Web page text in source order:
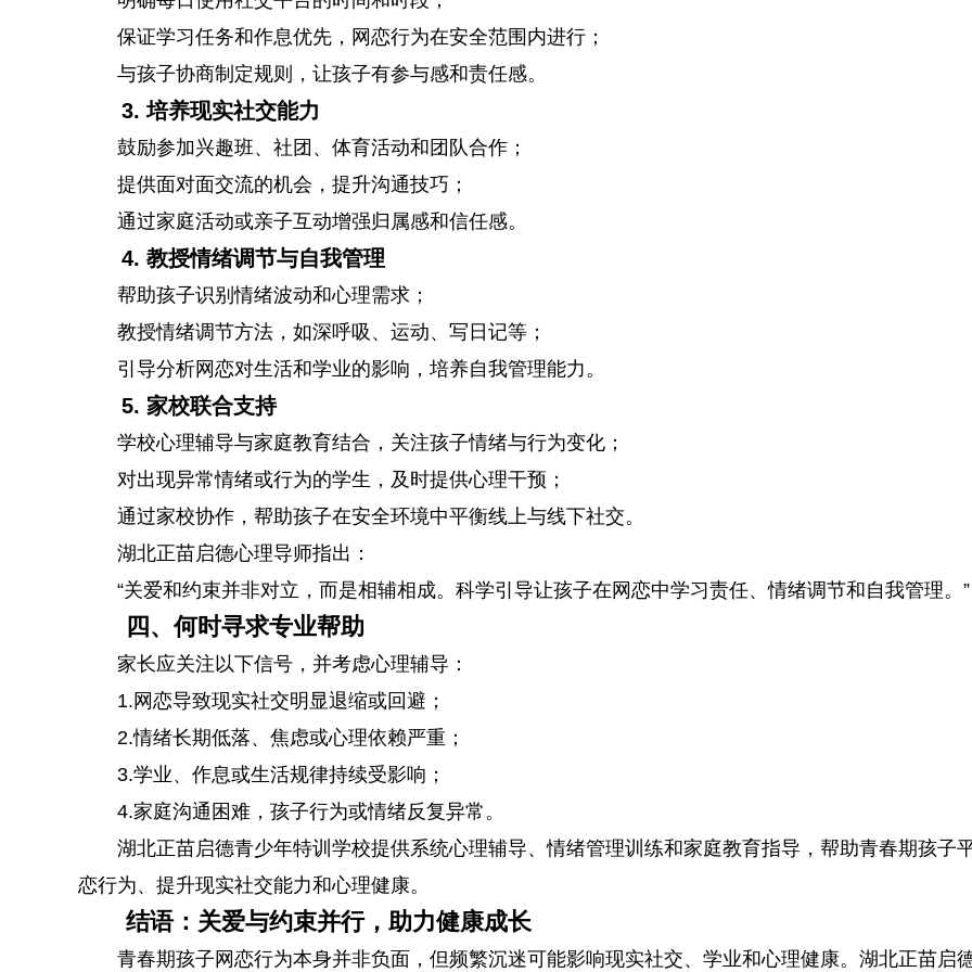
保证学习任务和作息优先，网恋行为在安全范围内进行；
与孩子协商制定规则，让孩子有参与感和责任感。
3. 培养现实社交能力
鼓励参加兴趣班、社团、体育活动和团队合作；
提供面对面交流的机会，提升沟通技巧；
通过家庭活动或亲子互动增强归属感和信任感。
4. 教授情绪调节与自我管理
帮助孩子识别情绪波动和心理需求；
教授情绪调节方法，如深呼吸、运动、写日记等；
引导分析网恋对生活和学业的影响，培养自我管理能力。
5. 家校联合支持
学校心理辅导与家庭教育结合，关注孩子情绪与行为变化；
对出现异常情绪或行为的学生，及时提供心理干预；
通过家校协作，帮助孩子在安全环境中平衡线上与线下社交。
湖北正苗启德心理导师指出：
“关爱和约束并非对立，而是相辅相成。科学引导让孩子在网恋中学习责任、情绪调节和自我管理。”
四、何时寻求专业帮助
家长应关注以下信号，并考虑心理辅导：
1.网恋导致现实社交明显退缩或回避；
2.情绪长期低落、焦虑或心理依赖严重；
3.学业、作息或生活规律持续受影响；
4.家庭沟通困难，孩子行为或情绪反复异常。
湖北正苗启德青少年特训学校提供系统心理辅导、情绪管理训练和家庭教育指导，帮助青春期孩子
恋行为、提升现实社交能力和心理健康。
结语：关爱与约束并行，助力健康成长
青春期孩子网恋行为本身并非负面，但频繁沉迷可能影响现实社交、学业和心理健康。湖北正苗启